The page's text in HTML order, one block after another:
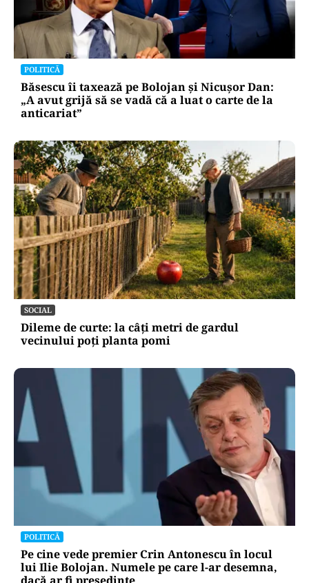
POLITICĂ
Băsescu îi taxează pe Bolojan și Nicușor Dan:
„A avut grijă să se vadă că a luat o carte de la
anticariat”
SOCIAL
Dileme de curte: la câți metri de gardul
vecinului poți planta pomi
POLITICĂ
Pe cine vede premier Crin Antonescu în locul
lui Ilie Bolojan. Numele pe care l-ar desemna,